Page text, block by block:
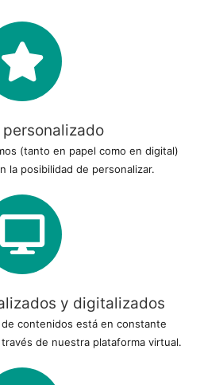
(tanto en papel como en digital)
la posibilidad de personalizar.
y digitalizados
contenidos está en constante
de nuestra plataforma virtual.